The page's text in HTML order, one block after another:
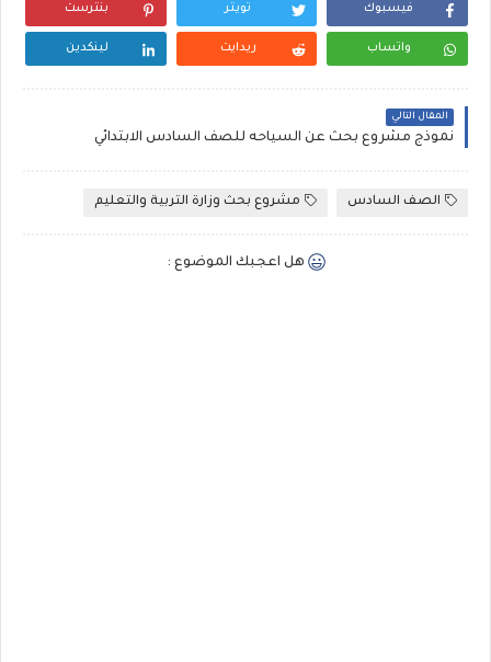
فيسبوك تويتر بنترست
واتساب ريدايت لينكدين
المقال التالي
نموذج مشروع بحث عن السياحه للصف السادس الابتدائي
الصف السادس مشروع بحث وزارة التربية والتعليم
هل اعجبك الموضوع :